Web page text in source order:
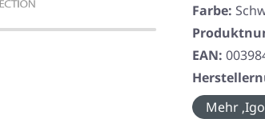
Farbe:
EAN:
Mehr